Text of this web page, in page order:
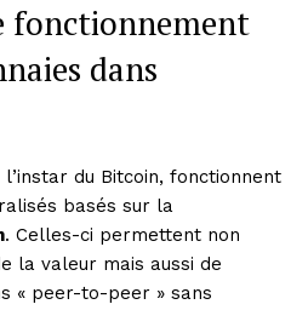
fonctionnement
dans
l’instar du Bitcoin, fonctionnent
basés sur la
. Celles-ci permettent non
la valeur mais aussi de
« peer-to-peer » sans